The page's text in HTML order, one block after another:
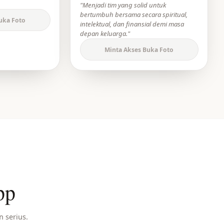
Foto
"Menjadi tim yang solid untuk
bertumbuh bersama secara spiritual,
intelektual, dan finansial demi masa
depan keluarga."
Minta Akses Buka Foto
serius.